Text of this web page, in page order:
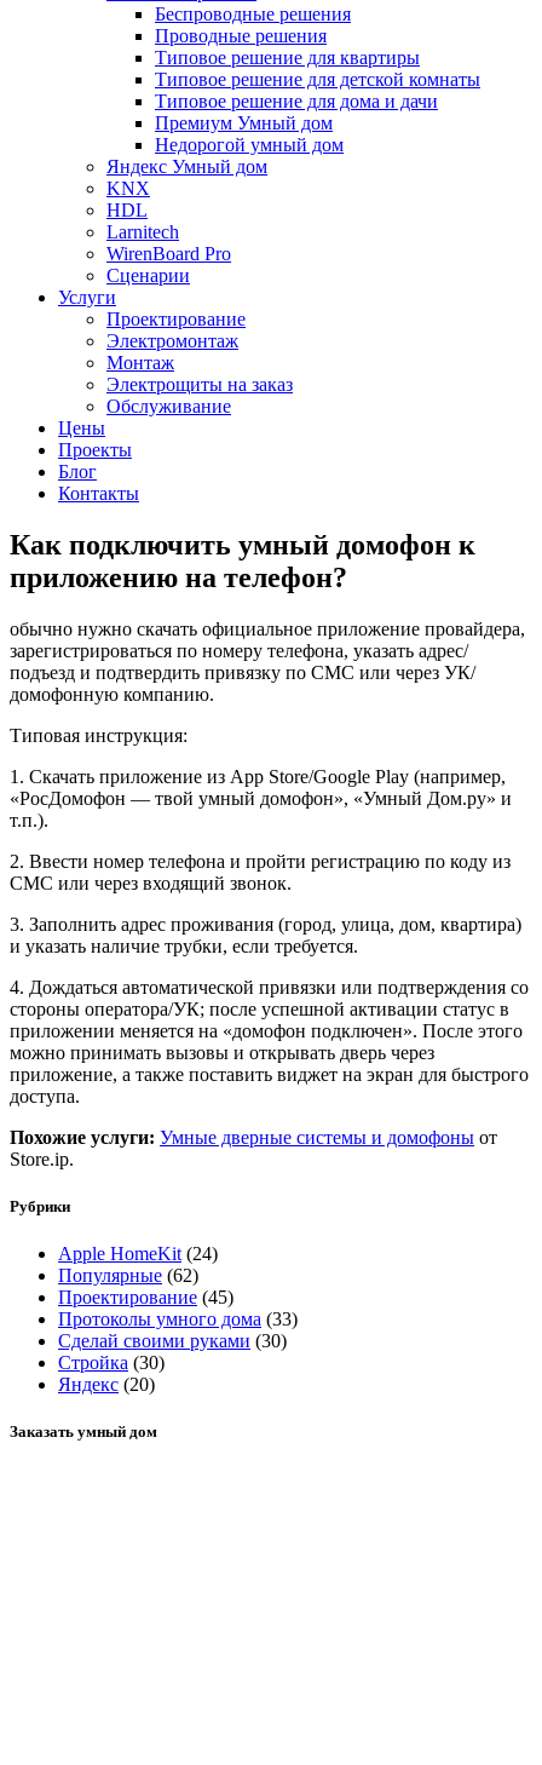
Беспроводные решения
Проводные решения
Типовое решение для квартиры
Типовое решение для детской комнаты
Типовое решение для дома и дачи
Премиум Умный дом
Недорогой умный дом
Яндекс Умный дом
KNX
HDL
Larnitech
WirenBoard Pro
Сценарии
Услуги
Проектирование
Электромонтаж
Монтаж
Электрощиты на заказ
Обслуживание
Цены
Проекты
Блог
Контакты
Как подключить умный домофон к
приложению на телефон?
обычно нужно скачать официальное приложение провайдера,
зарегистрироваться по номеру телефона, указать адрес/
подъезд и подтвердить привязку по СМС или через УК/
домофонную компанию.
Типовая инструкция:
1. Скачать приложение из App Store/Google Play (например,
«РосДомофон — твой умный домофон», «Умный Дом.ру» и
т.п.).
2. Ввести номер телефона и пройти регистрацию по коду из
СМС или через входящий звонок.
3. Заполнить адрес проживания (город, улица, дом, квартира)
и указать наличие трубки, если требуется.
4. Дождаться автоматической привязки или подтверждения со
стороны оператора/УК; после успешной активации статус в
приложении меняется на «домофон подключен». После этого
можно принимать вызовы и открывать дверь через
приложение, а также поставить виджет на экран для быстрого
доступа.
Похожие услуги: Умные дверные системы и домофоны от
Store.ip.
Рубрики
Apple HomeKit (24)
Популярные (62)
Проектирование (45)
Протоколы умного дома (33)
Сделай своими руками (30)
Стройка (30)
Яндекс (20)
Заказать умный дом